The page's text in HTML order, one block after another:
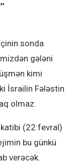
sonda
gələni
kimi
İsrailin Fələstin
olmaz.
katibi (22 fevral)
bu günkü
verəcək.